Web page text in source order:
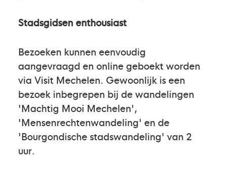
Stadsgidsen enthousiast
Bezoeken kunnen eenvoudig
aangevraagd en online geboekt worden
via Visit Mechelen. Gewoonlijk is een
bezoek inbegrepen bij de wandelingen
'Machtig Mooi Mechelen',
'Mensenrechtenwandeling' en de
'Bourgondische stadswandeling' van 2
uur.